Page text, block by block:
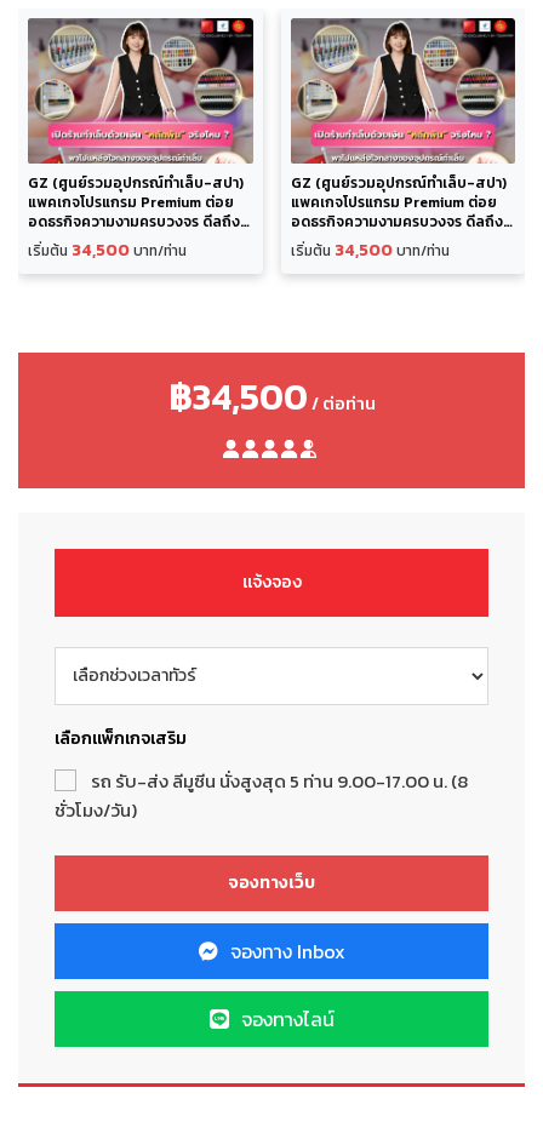
GZ (ศูนย์รวมอุปกรณ์ทำเล็บ-สปา)
แพคเกจโปรแกรม Premium ต่อย
อดธุรกิจความงามครบวงจร ดีลถึง
แหล่งผลิตพรีเมี่ยม เดินงาน 3 วัน
เริ่มต้น 34,500บาท/ท่าน
GZ (ศูนย์รวมอุปกรณ์ทำเล็บ-สปา)
แพคเกจโปรแกรม Premium ต่อย
อดธุรกิจความงามครบวงจร ดีลถึง
แหล่งผลิตพรีเมี่ยม เดินงาน 3 วัน
เริ่มต้น 34,500บาท/ท่าน
฿34,500/ ต่อท่าน
แจ้งจอง
เลือกแพ็กเกจเสริม
รถ รับ-ส่ง ลีมูซีน นั่งสูงสุด 5 ท่าน 9.00-17.00 น. (8
ชั่วโมง/วัน)
จองทาง Inbox
จองทางไลน์